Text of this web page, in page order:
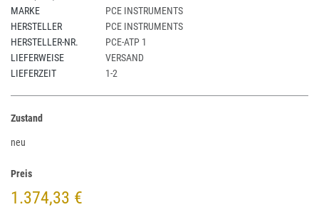
MARKE
PCE INSTRUMENTS
HERSTELLER
PCE INSTRUMENTS
HERSTELLER-NR.
PCE-ATP 1
LIEFERWEISE
VERSAND
LIEFERZEIT
1-2
Zustand
neu
Preis
1.374,33 €